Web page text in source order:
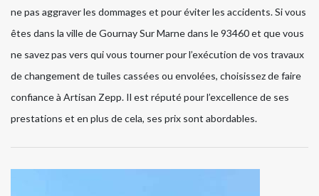
ne pas aggraver les dommages et pour éviter les accidents. Si vous
êtes dans la ville de Gournay Sur Marne dans le 93460 et que vous
ne savez pas vers qui vous tourner pour l’exécution de vos travaux
de changement de tuiles cassées ou envolées, choisissez de faire
confiance à Artisan Zepp. Il est réputé pour l’excellence de ses
prestations et en plus de cela, ses prix sont abordables.